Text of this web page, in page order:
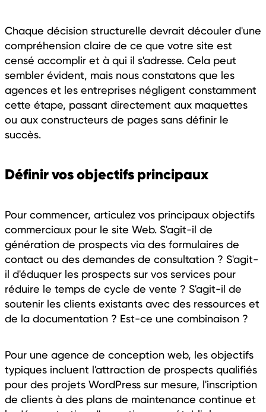
Chaque décision structurelle devrait découler d'une
compréhension claire de ce que votre site est
censé accomplir et à qui il s'adresse. Cela peut
sembler évident, mais nous constatons que les
agences et les entreprises négligent constamment
cette étape, passant directement aux maquettes
ou aux constructeurs de pages sans définir le
succès.
Définir vos objectifs principaux
Pour commencer, articulez vos principaux objectifs
commerciaux pour le site Web. S'agit-il de
génération de prospects via des formulaires de
contact ou des demandes de consultation ? S'agit-
il d'éduquer les prospects sur vos services pour
réduire le temps de cycle de vente ? S'agit-il de
soutenir les clients existants avec des ressources et
de la documentation ? Est-ce une combinaison ?
Pour une agence de conception web, les objectifs
typiques incluent l'attraction de prospects qualifiés
pour des projets WordPress sur mesure, l'inscription
de clients à des plans de maintenance continue et